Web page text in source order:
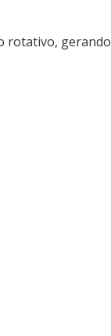
rotativo, gerando